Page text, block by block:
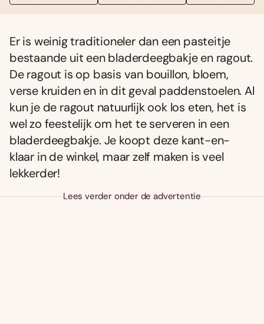
Er is weinig traditioneler dan een pasteitje
bestaande uit een bladerdeegbakje en ragout.
De ragout is op basis van bouillon, bloem,
verse kruiden en in dit geval paddenstoelen. Al
kun je de ragout natuurlijk ook los eten, het is
wel zo feestelijk om het te serveren in een
bladerdeegbakje. Je koopt deze kant-en-
klaar in de winkel, maar zelf maken is veel
lekkerder!
Lees verder onder de advertentie